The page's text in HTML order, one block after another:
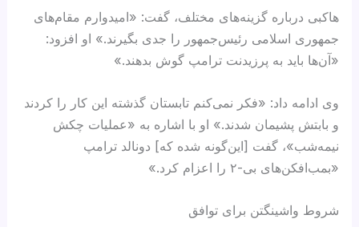
هاکبی درباره گزینه‌های مختلف، گفت: «امیدوارم مقام‌های
جمهوری اسلامی رئیس‌جمهور را جدی بگیرند.» او افزود:
«آن‌ها باید به پرزیدنت ترامپ گوش بدهند.»
وی ادامه داد: «فکر نمی‌کنم تابستان گذشته این کار را کردند
و بابتش پشیمان شدند.» او با اشاره به «عملیات چکش
نیمه‌شب»، گفت [این‌گونه شده که] دونالد ترامپ
«بمب‌افکن‌های بی-۲ را اعزام کرد.»
شروط واشینگتن برای توافق